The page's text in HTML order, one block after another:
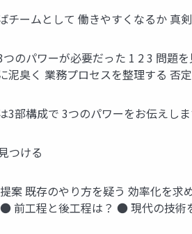
チームとして 働きやすくなるか 真
つのパワーが必要だった 1 2 3 問
泥臭く 業務プロセスを整理する
3部構成で 3つのパワーをお伝えしま
つける
案 既存のやり方を疑う 効率化を
前工程と後工程は？ ● 現代の技術